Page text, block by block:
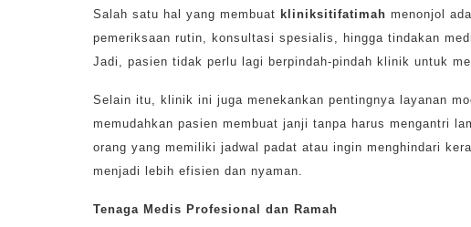
Salah satu hal yang membuat kliniksitifatimah menonjol
pemeriksaan rutin, konsultasi spesialis, hingga tindakan
Jadi, pasien tidak perlu lagi berpindah-pindah klinik untuk
Selain itu, klinik ini juga menekankan pentingnya layanan
memudahkan pasien membuat janji tanpa harus mengantri
orang yang memiliki jadwal padat atau ingin menghindari
menjadi lebih efisien dan nyaman.
Tenaga Medis Profesional dan Ramah